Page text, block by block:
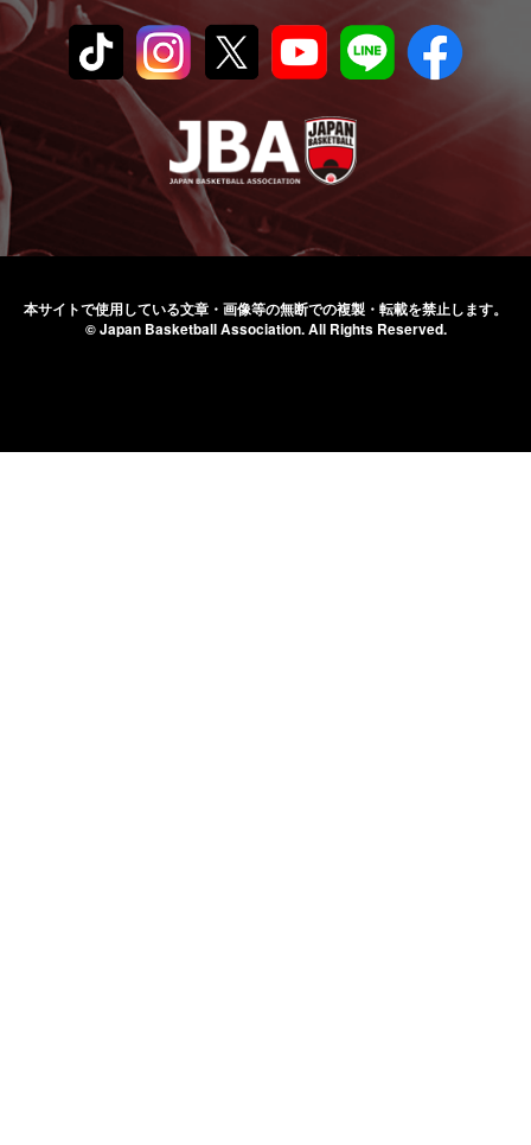
本サイトで使用している文章・画像等の無断での複製・転載を禁止します。
© Japan Basketball Association.All Rights Reserved.